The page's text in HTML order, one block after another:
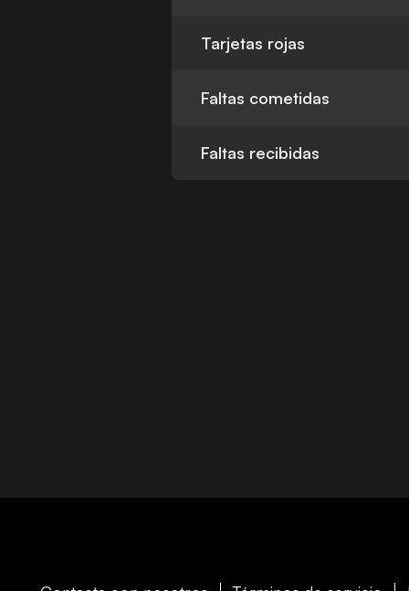
Tarjetas rojas
Faltas cometidas
Faltas recibidas